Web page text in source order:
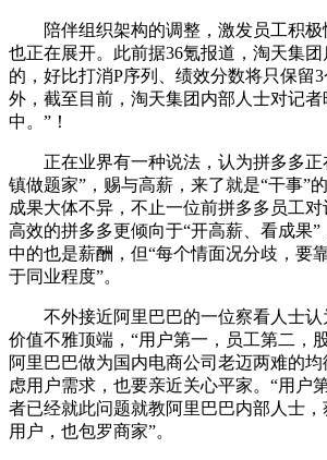
陪伴组织架构的调整，激发员工积极
也正在展开。此前据36氪报道，淘天集团
的，好比打消P序列、绩效分数将只保留
外，截至目前，淘天集团内部人士对记
中。”！
正在业界有一种说法，认为拼多多正
镇做题家”，赐与高薪，来了就是“干事”
成果大体不异，不止一位前拼多多员工
高效的拼多多更倾向于“开高薪、看成果
中的也是薪酬，但“每个情面况分歧，要
于同业程度”。
不外接近阿里巴巴的一位察看人士认
价值不雅顶端，“用户第一，员工第二，
阿里巴巴做为国内电商公司老迈两难的
虑用户需求，也要亲近关心平家。“用户
者已经就此问题就教阿里巴巴内部人士，
用户，也包罗商家”。